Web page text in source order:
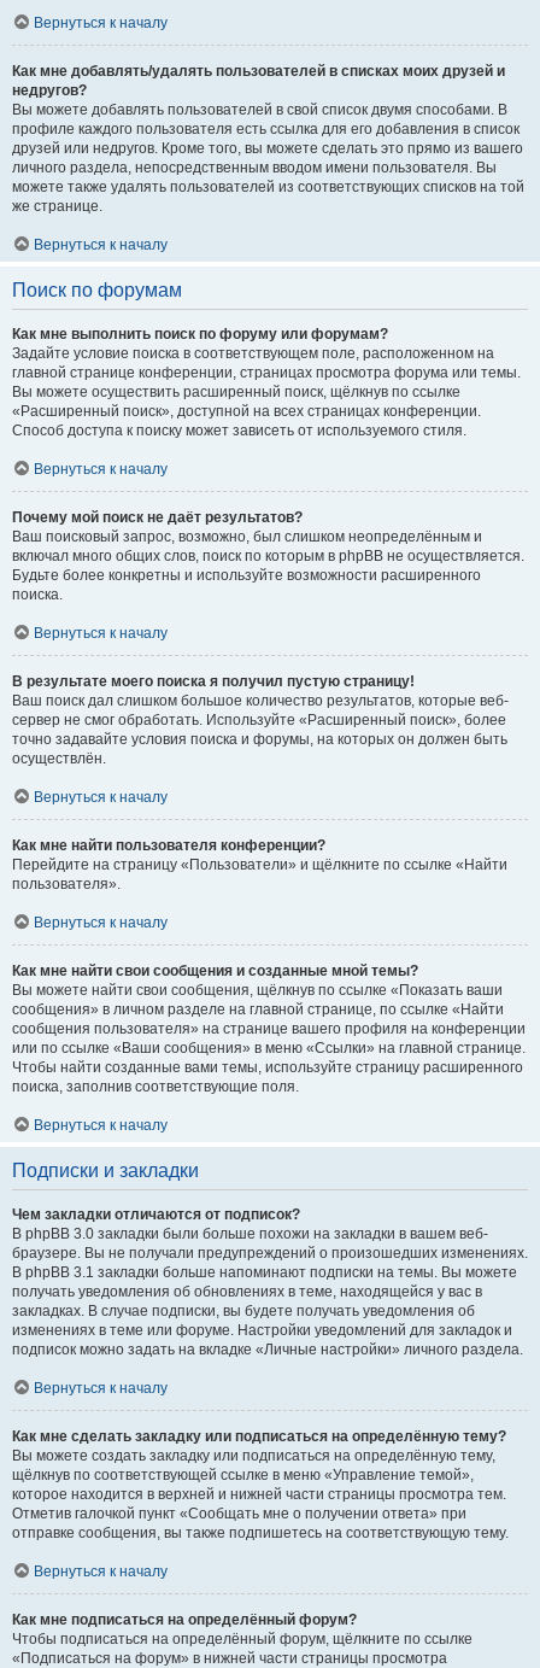
Вернуться к началу
Как мне добавлять/удалять пользователей в списках моих друзей и
недругов?
Вы можете добавлять пользователей в свой список двумя способами. В
профиле каждого пользователя есть ссылка для его добавления в список
друзей или недругов. Кроме того, вы можете сделать это прямо из вашего
личного раздела, непосредственным вводом имени пользователя. Вы
можете также удалять пользователей из соответствующих списков на той
же странице.
Вернуться к началу
Поиск по форумам
Как мне выполнить поиск по форуму или форумам?
Задайте условие поиска в соответствующем поле, расположенном на
главной странице конференции, страницах просмотра форума или темы.
Вы можете осуществить расширенный поиск, щёлкнув по ссылке
«Расширенный поиск», доступной на всех страницах конференции.
Способ доступа к поиску может зависеть от используемого стиля.
Вернуться к началу
Почему мой поиск не даёт результатов?
Ваш поисковый запрос, возможно, был слишком неопределённым и
включал много общих слов, поиск по которым в phpBB не осуществляется.
Будьте более конкретны и используйте возможности расширенного
поиска.
Вернуться к началу
В результате моего поиска я получил пустую страницу!
Ваш поиск дал слишком большое количество результатов, которые веб-
сервер не смог обработать. Используйте «Расширенный поиск», более
точно задавайте условия поиска и форумы, на которых он должен быть
осуществлён.
Вернуться к началу
Как мне найти пользователя конференции?
Перейдите на страницу «Пользователи» и щёлкните по ссылке «Найти
пользователя».
Вернуться к началу
Как мне найти свои сообщения и созданные мной темы?
Вы можете найти свои сообщения, щёлкнув по ссылке «Показать ваши
сообщения» в личном разделе на главной странице, по ссылке «Найти
сообщения пользователя» на странице вашего профиля на конференции
или по ссылке «Ваши сообщения» в меню «Ссылки» на главной странице.
Чтобы найти созданные вами темы, используйте страницу расширенного
поиска, заполнив соответствующие поля.
Вернуться к началу
Подписки и закладки
Чем закладки отличаются от подписок?
В phpBB 3.0 закладки были больше похожи на закладки в вашем веб-
браузере. Вы не получали предупреждений о произошедших изменениях.
В phpBB 3.1 закладки больше напоминают подписки на темы. Вы можете
получать уведомления об обновлениях в теме, находящейся у вас в
закладках. В случае подписки, вы будете получать уведомления об
изменениях в теме или форуме. Настройки уведомлений для закладок и
подписок можно задать на вкладке «Личные настройки» личного раздела.
Вернуться к началу
Как мне сделать закладку или подписаться на определённую тему?
Вы можете создать закладку или подписаться на определённую тему,
щёлкнув по соответствующей ссылке в меню «Управление темой»,
которое находится в верхней и нижней части страницы просмотра тем.
Отметив галочкой пункт «Сообщать мне о получении ответа» при
отправке сообщения, вы также подпишетесь на соответствующую тему.
Вернуться к началу
Как мне подписаться на определённый форум?
Чтобы подписаться на определённый форум, щёлкните по ссылке
«Подписаться на форум» в нижней части страницы просмотра